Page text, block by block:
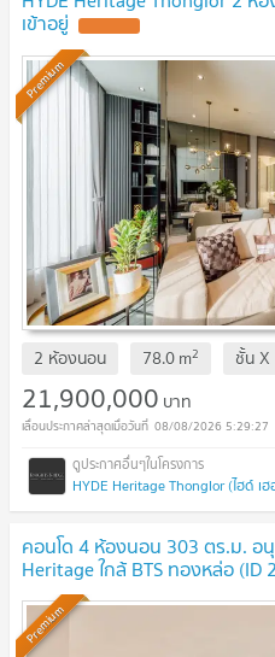
เข้าอยู่
Premium
2 ห้องนอน 78.0m2 ชั้นX
21,900,000 บาท
08/08/2026 5:29:27
HYDE Heritage Thonglor (ไฮด์ เ
คอนโด 4 ห้องนอน 303 ตร.ม. อ
Heritage ใกล้ BTS ทองหล่อ (ID
Premium